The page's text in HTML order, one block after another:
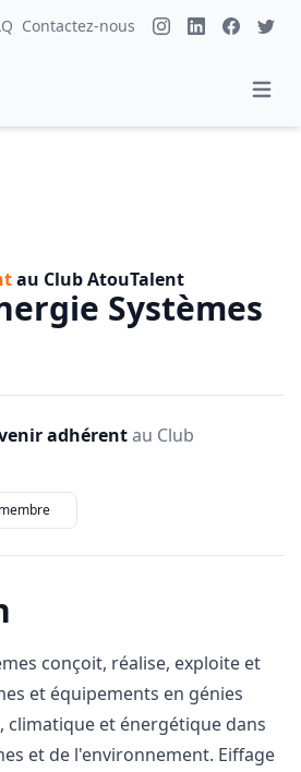
Contactez-nous
au Club AtouTalent
Systèmes
adhérentau Club
conçoit, réalise, exploite et
et équipements en génies
climatique et énergétique dans
et de l'environnement. Eiffage